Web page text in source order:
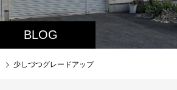
BLOG
少しづつグレードアップ